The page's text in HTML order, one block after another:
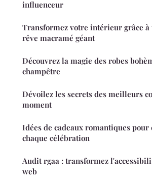
influenceur
Transformez votre intérieur grâce à
rêve macramé géant
Découvrez la magie des robes
champêtre
Dévoilez les secrets des meilleurs
moment
Idées de cadeaux romantiques pour
chaque célébration
Audit rgaa : transformez
web